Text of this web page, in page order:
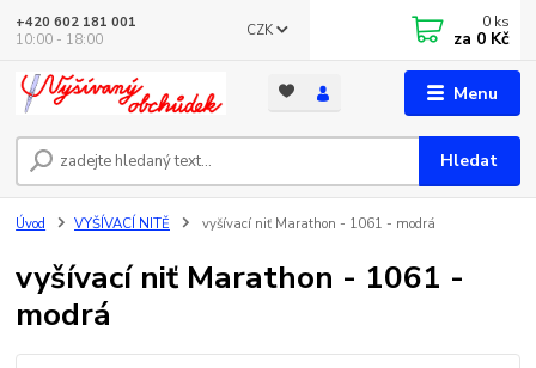
Menu
CZK
Hledat
+420 602 181 001
10:00 - 18:00
0 ks
za 0 Kč
Úvod VYŠÍVACÍ NITĚ vyšívací niť Marathon - 1061 - modrá
vyšívací niť Marathon - 1061 -
modrá